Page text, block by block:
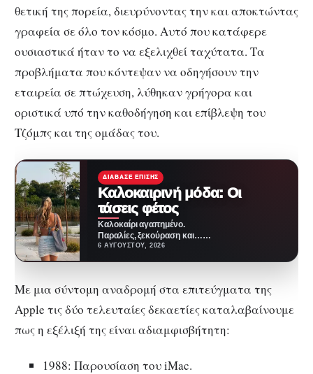
θετική της πορεία, διευρύνοντας την και αποκτώντας
γραφεία σε όλο τον κόσμο. Αυτό που κατάφερε
ουσιαστικά ήταν το να εξελιχθεί ταχύτατα. Τα
προβλήματα που κόντεψαν να οδηγήσουν την
εταιρεία σε πτώχευση, λύθηκαν γρήγορα και
οριστικά υπό την καθοδήγηση και επίβλεψη του
Τζόμπς και της ομάδας του.
ΔΙΆΒΑΣΕ ΕΠΊΣΗΣ
Καλοκαιρινή μόδα: Οι
τάσεις φέτος
Καλοκαίρι αγαπημένο.
Παραλίες, ξεκούραση και…
ζέστη! Καμία θερμοκρασία δε θα
6 ΑΥΓΟΎΣΤΟΥ, 2026
Με μια σύντομη αναδρομή στα επιτεύγματα της
Apple τις δύο τελευταίες δεκαετίες καταλαβαίνουμε
πως η εξέλιξή της είναι αδιαμφισβήτητη:
1988: Παρουσίαση του iMac.